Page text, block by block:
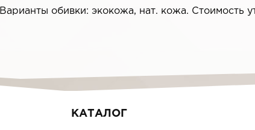
Варианты обивки: экокожа, нат. кожа. Стоимость
КАТАЛОГ